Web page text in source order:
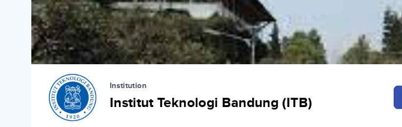
Institution
Institut Teknologi Bandung (ITB)